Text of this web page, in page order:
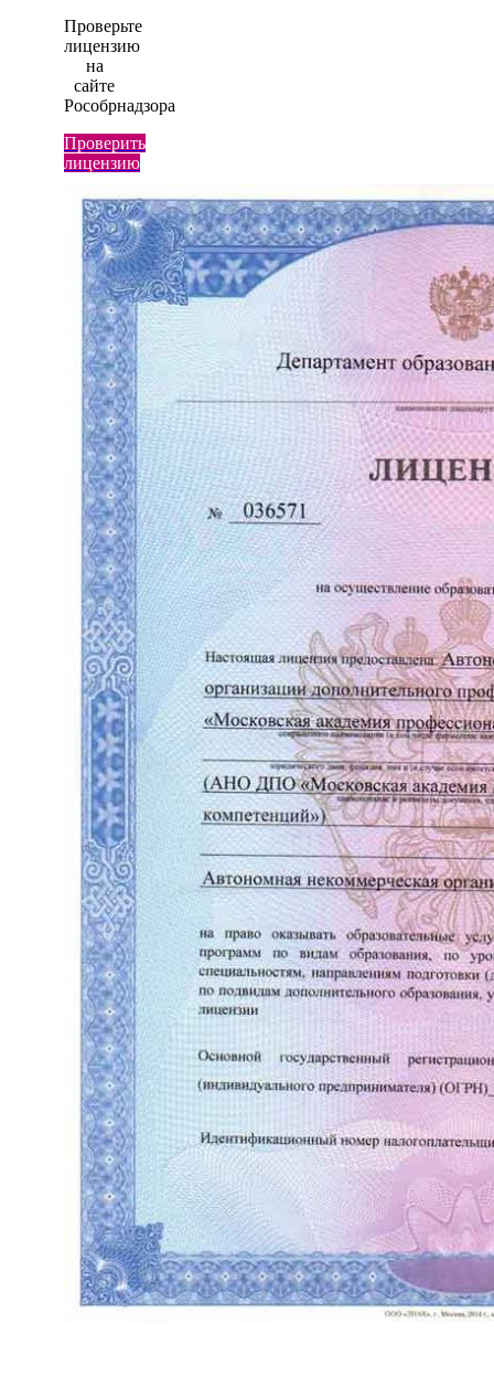
Проверьте
лицензию
на
сайте
Рособрнадзора
Проверить
лицензию